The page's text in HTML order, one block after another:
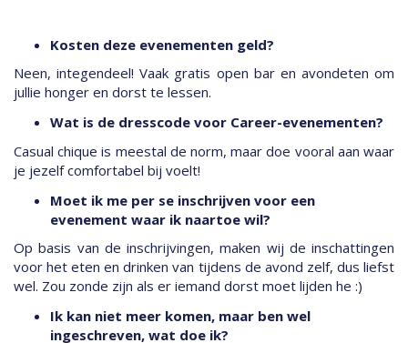
Kosten deze evenementen geld?
Neen, integendeel! Vaak gratis open bar en avondeten om
jullie honger en dorst te lessen.
Wat is de dresscode voor Career-evenementen?
Casual chique is meestal de norm, maar doe vooral aan waar
je jezelf comfortabel bij voelt!
Moet ik me per se inschrijven voor een
evenement waar ik naartoe wil?
Op basis van de inschrijvingen, maken wij de inschattingen
voor het eten en drinken van tijdens de avond zelf, dus liefst
wel. Zou zonde zijn als er iemand dorst moet lijden he :)
Ik kan niet meer komen, maar ben wel
ingeschreven, wat doe ik?